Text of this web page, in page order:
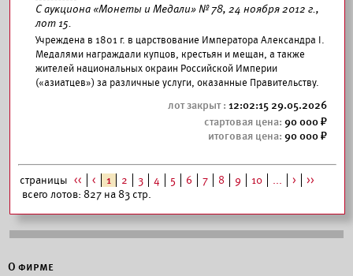
С аукциона «Монеты и Медали» № 78, 24 ноября 2012 г.,
лот 15.
Учреждена в 1801 г. в царствование Императора Александра I.
Медалями награждали купцов, крестьян и мещан, а также
жителей национальных окраин Российской Империи
(«азиатцев») за различные услуги, оказанные Правительству.
12:02:15 29.05.2026
90 000
90 000
страницы << < 1 2 3 4 5 6 7 8 9 10 ... >
>>
всего лотов: 827 на 83 стр.
О фирме